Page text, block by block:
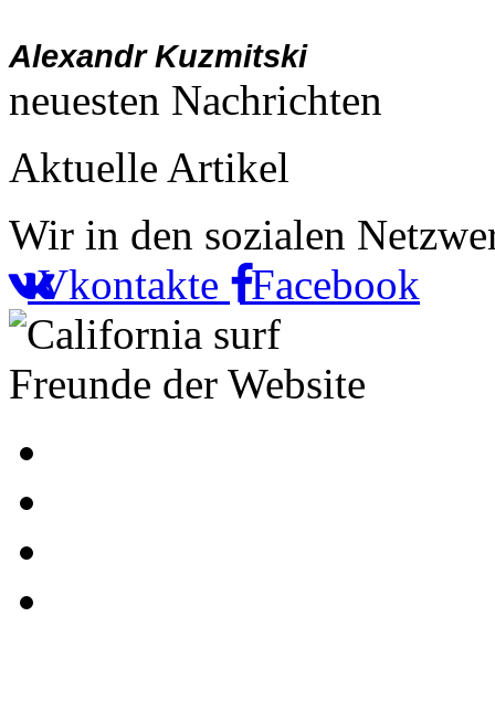
Alexandr Kuzmitski
neuesten Nachrichten
Aktuelle Artikel
Wir in den sozialen
Vkontakte Facebook
Freunde der Website